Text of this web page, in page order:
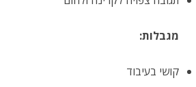
מגבלות:
קושי בעיבוד